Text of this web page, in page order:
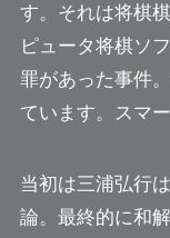
す。それは将棋
ピュータ将棋ソ
罪があった事件
ています。スマ
当初は三浦弘行
論。最終的に和